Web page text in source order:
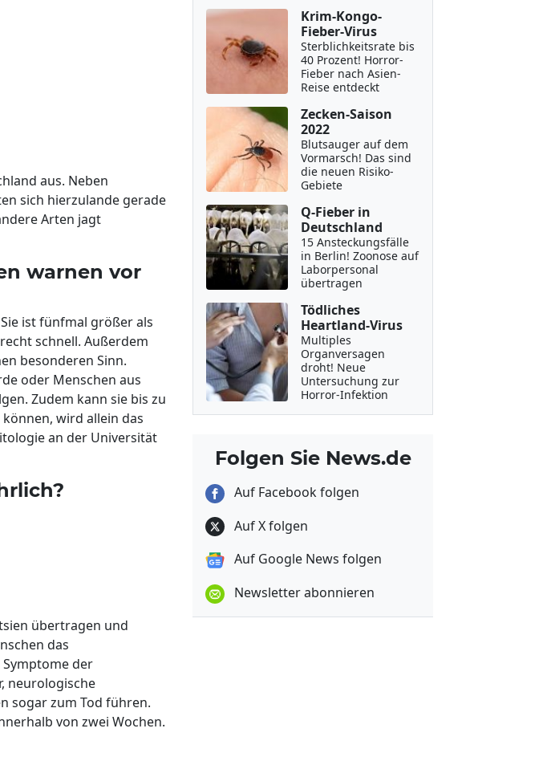
aus. Neben
sich hierzulande gerade
Arten jagt
warnen vor
ist fünfmal größer als
schnell. Außerdem
besonderen Sinn.
oder Menschen aus
Zudem kann sie bis zu
wird allein das
an der Universität
übertragen und
das
der
neurologische
sogar zum Tod führen.
von zwei Wochen.
Krim-Kongo-
Fieber-Virus
Sterblichkeitsrate bis
40 Prozent! Horror-
Fieber nach Asien-
Reise entdeckt
Zecken-Saison
2022
Blutsauger auf dem
Vormarsch! Das sind
die neuen Risiko-
Gebiete
Q-Fieber in
Deutschland
15 Ansteckungsfälle
in Berlin! Zoonose auf
Laborpersonal
übertragen
Tödliches
Heartland-Virus
Multiples
Organversagen
droht! Neue
Untersuchung zur
Horror-Infektion
Folgen Sie News.de
Auf Facebook folgen
Auf X folgen
Auf Google News folgen
Newsletter abonnieren